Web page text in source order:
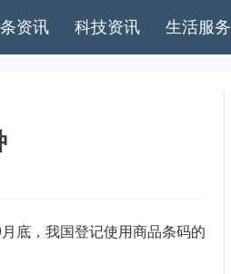
资讯 科技资讯 生活服务
底，我国登记使用商品条码的